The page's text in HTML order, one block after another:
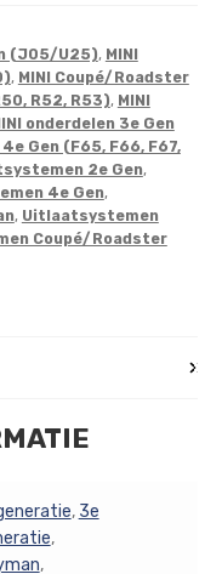
(J05/U25), MINI
, MINI Coupé/Roadster
R52, R53), MINI
onderdelen 3e Gen
Gen (F65, F66, F67,
2e Gen,
4e Gen,
, Uitlaatsystemen
Coupé/Roadster
, 3e
,
,